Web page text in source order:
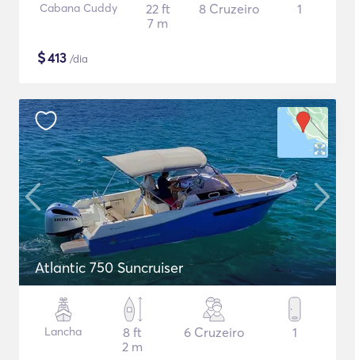
Cabana Cuddy
22 ft
7 m
8 Cruzeiro 1
$413 /dia
Atlantic 750 Suncruiser
Lancha
8 ft
2 m
6 Cruzeiro 1